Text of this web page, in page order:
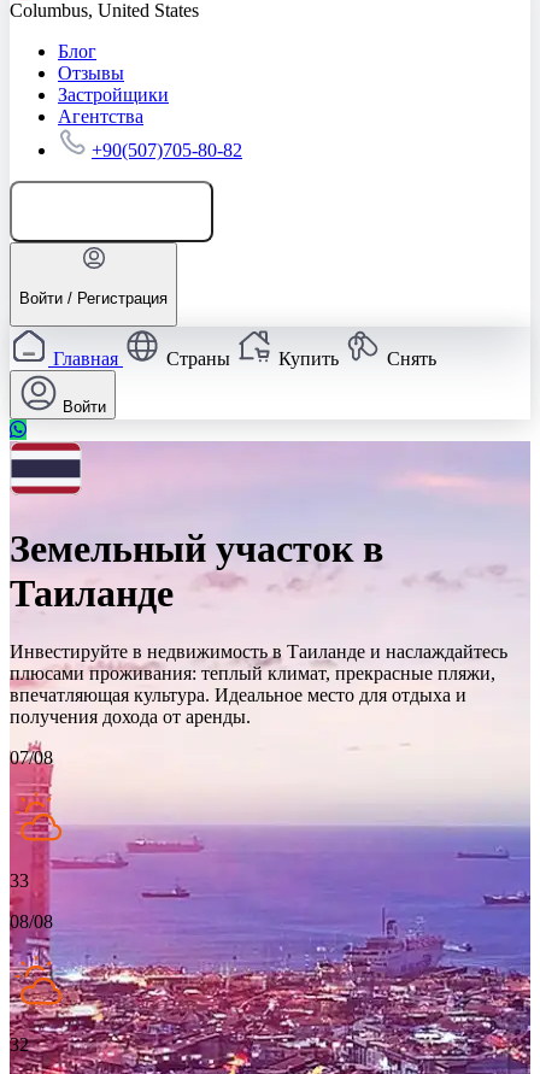
Columbus, United States
Блог
Отзывы
Застройщики
Агентства
+90(507)705-80-82
Войти / Регистрация
Главная Страны Купить Снять
Войти
Земельный участок в
Таиланде
Инвестируйте в недвижимость в Таиланде и наслаждайтесь
плюсами проживания: теплый климат, прекрасные пляжи,
впечатляющая культура. Идеальное место для отдыха и
получения дохода от аренды.
07/08
33
08/08
32